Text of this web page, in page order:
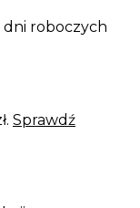
dni roboczych
Sprawdź